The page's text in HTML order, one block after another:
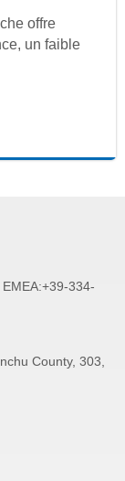
offre
un faible
334-
County, 303,